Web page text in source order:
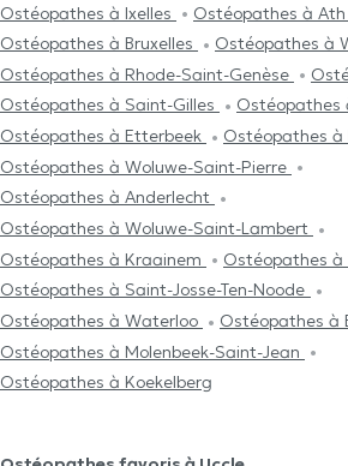
Ostéopathes à Ixelles
Ostéopathes à Ath
Ostéopathes à Bruxelles
Ostéopathes à
Ostéopathes à Rhode-Saint-Genèse
Ostéopathes à Saint-Gilles
Ostéopathes
Ostéopathes à Etterbeek
Ostéopathes à
Ostéopathes à Woluwe-Saint-Pierre
Ostéopathes à Anderlecht
Ostéopathes à Woluwe-Saint-Lambert
Ostéopathes à Kraainem
Ostéopathes à
Ostéopathes à Saint-Josse-Ten-Noode
Ostéopathes à Waterloo
Ostéopathes à
Ostéopathes à Molenbeek-Saint-Jean
Ostéopathes à Koekelberg